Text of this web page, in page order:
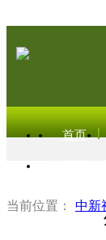
首页
当前位置： 中新